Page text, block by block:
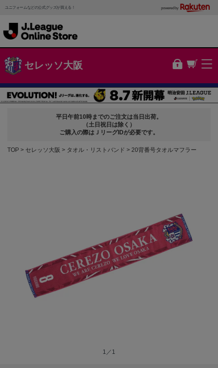
ユニフォームなどの公式グッズが買える！ powered by
セレッソ大阪
平日午前10時までのご注文は当日出荷。
（土日祝日は除く）
ご購入の際はＪリーグIDが必要です。
TOP セレッソ大阪 タオル・リストバンド 20背番号タオルマフラー
1／1